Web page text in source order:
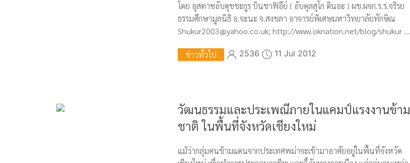
โดย อุสตาซอับดุชชะกูรฺ บินชาฟิอีย์ ( อับดุลสุโก ดินอะ ) ผช.ผจก.ร.ร.จริรย
ธรรมศึกษามูลนิธิ อ.จะนะ จ.สงขลา อาจารย์พิเศษมหาวิทยาลัยทักษิณ
Shukur2003@yahoo.co.uk; http://www.oknation.net/blog/shukur ...
ข่าวทั่วไป 2536 11 Jul 2012
วัฒนธรรมและประเพณีภายในแคมป์แรงงานข้าม
ชาติ ในพื้นที่จังหวัดเชียงใหม่
แม้ว่ากลุ่มคนข้ามแดนจากประเทศพม่าจะเข้ามาอาศัยอยู่ในพื้นที่จังหวัด